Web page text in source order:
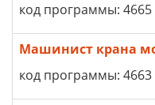
код программы: 4665
Машинист крана
код программы: 4663